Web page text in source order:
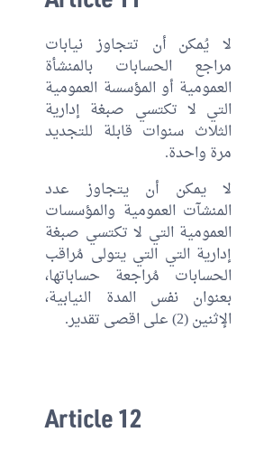
لا يُمكن أن تتجاوز نيابات
مراجع الحسابات بالمنشأة
العمومية أو المؤسسة العمومية
التي لا تكتسي صبغة إدارية
الثلاث سنوات قابلة للتجديد
مرة واحدة.
لا يمكن أن يتجاوز عدد
المنشآت العمومية والمؤسسات
العمومية التي لا تكتسي صبغة
إدارية التي التي يتولى مُراقب
الحسابات مُراجعة حساباتها،
بعنوان نفس المدة النيابية،
الإثنين (2) على اقصى تقدير.
Article 12